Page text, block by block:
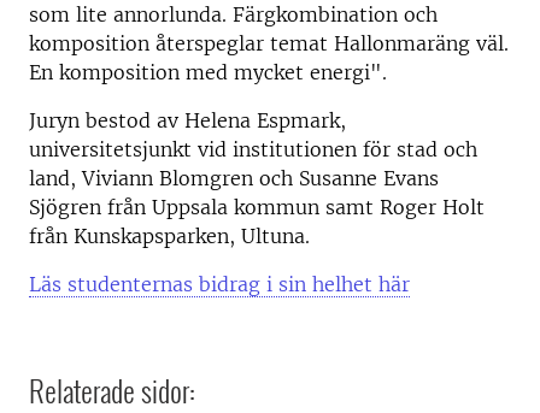
som lite annorlunda. Färgkombination och
komposition återspeglar temat Hallonmaräng väl.
En komposition med mycket energi".
Juryn bestod av Helena Espmark,
universitetsjunkt vid institutionen för stad och
land, Viviann Blomgren och Susanne Evans
Sjögren från Uppsala kommun samt Roger Holt
från Kunskapsparken, Ultuna.
Läs studenternas bidrag i sin helhet här
Relaterade sidor: